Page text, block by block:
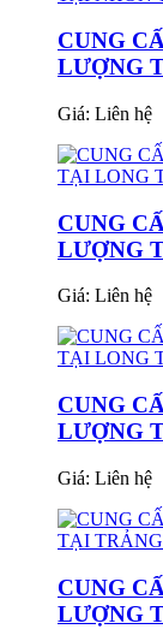
CUNG
LƯỢNG
Giá: Liên hệ
CUNG
LƯỢNG
Giá: Liên hệ
CUNG
LƯỢNG
Giá: Liên hệ
CUNG
LƯỢNG